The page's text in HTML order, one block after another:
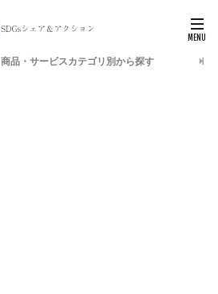
商品・サービスカテゴリ別から探す
検索